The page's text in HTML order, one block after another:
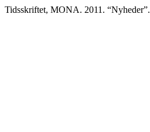
Tidsskriftet, MONA. 2011. “Nyheder”.